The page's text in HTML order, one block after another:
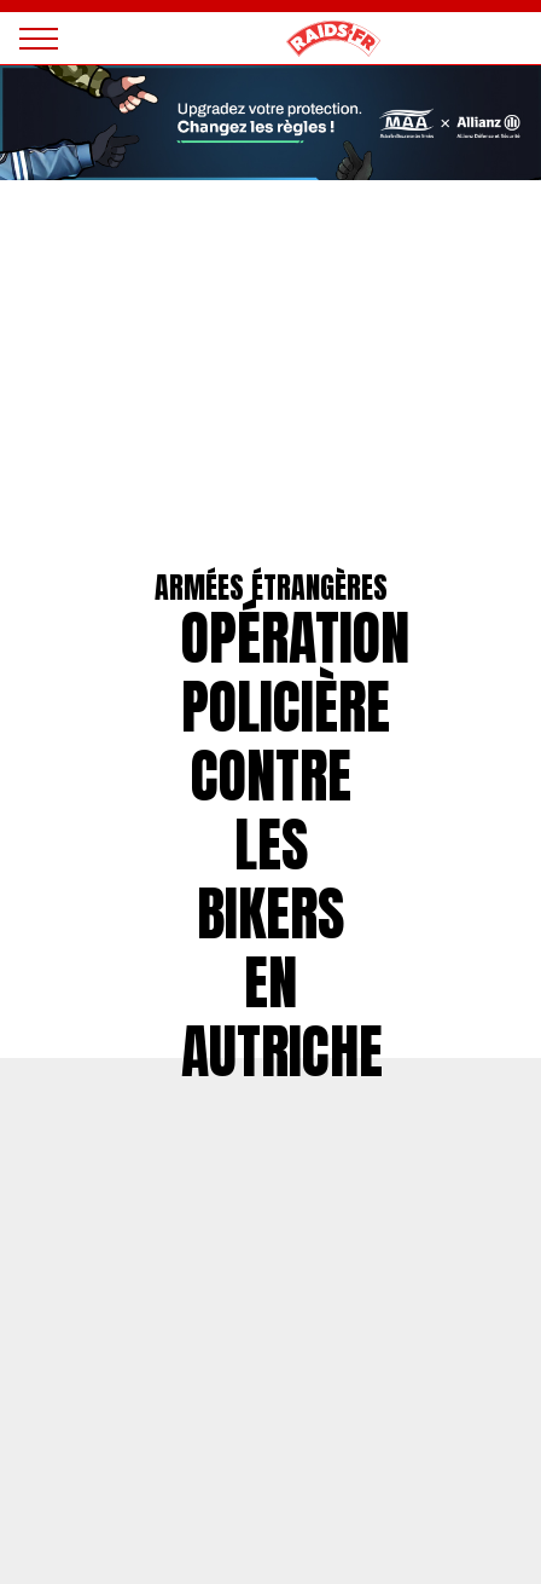
Magazine
Raids
ARMÉES ÉTRANGÈRES
OPÉRATION
POLICIÈRE
CONTRE
LES
BIKERS
EN
AUTRICHE
Panneau de gestion des cookies